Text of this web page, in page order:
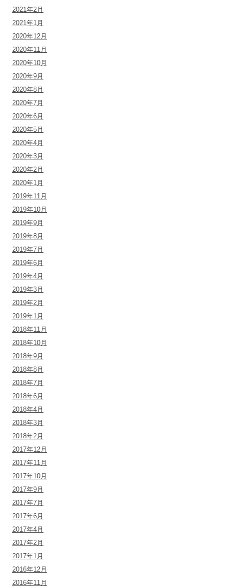
2021年2月
2021年1月
2020年12月
2020年11月
2020年10月
2020年9月
2020年8月
2020年7月
2020年6月
2020年5月
2020年4月
2020年3月
2020年2月
2020年1月
2019年11月
2019年10月
2019年9月
2019年8月
2019年7月
2019年6月
2019年4月
2019年3月
2019年2月
2019年1月
2018年11月
2018年10月
2018年9月
2018年8月
2018年7月
2018年6月
2018年4月
2018年3月
2018年2月
2017年12月
2017年11月
2017年10月
2017年9月
2017年7月
2017年6月
2017年4月
2017年2月
2017年1月
2016年12月
2016年11月